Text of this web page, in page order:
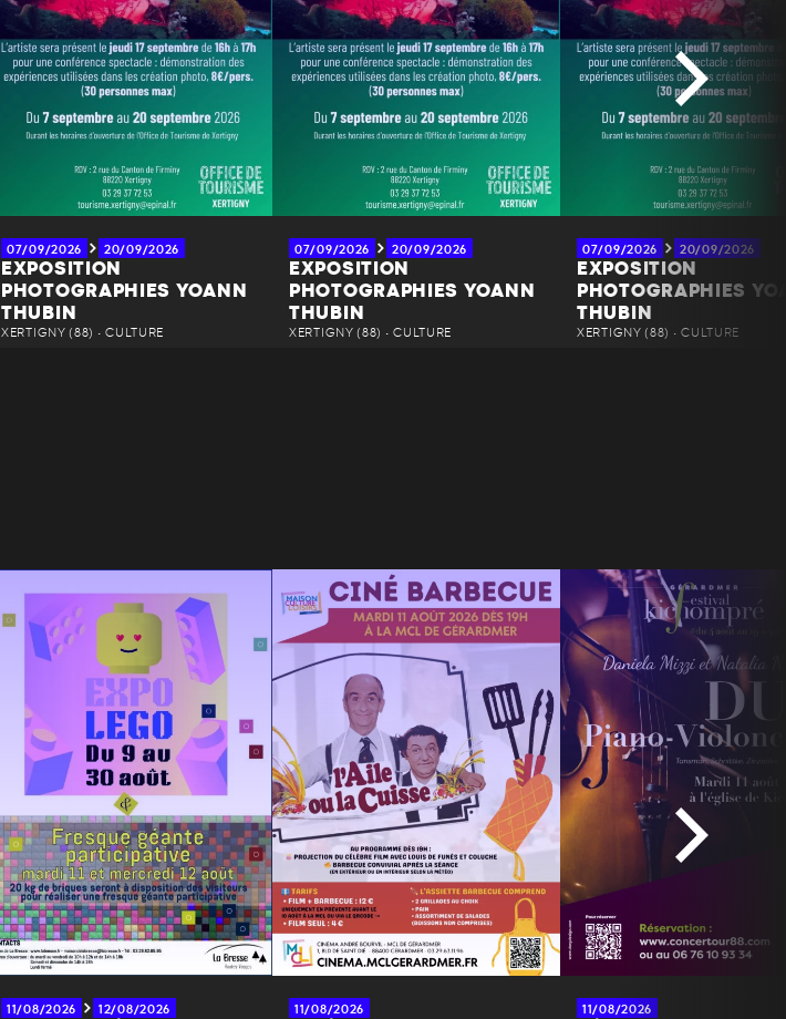
07/09/2026 20/09/2026
EXPOSITION
PHOTOGRAPHIES YOANN
THUBIN
XERTIGNY (88) • CULTURE
07/09/2026 20/09/2026
EXPOSITION
PHOTOGRAPHIES YOANN
THUBIN
XERTIGNY (88) • CULTURE
07/09/2026 20/09/2026
EXPOSITION
PHOTOGRAPHIES
THUBIN
XERTIGNY (88) • CULTURE
11/08/2026 12/08/2026 11/08/2026 11/08/2026